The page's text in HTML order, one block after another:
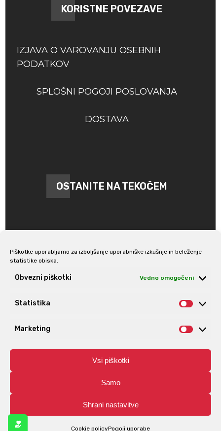
Piškotke uporabljamo za izboljšanje uporabniške izkušnje in beleženje
statistike obiska.
Obvezni piškotki Vedno omogočeni
Statistika
Marketing
Vsi piškotki
Samo
Shrani nastavitve
Cookie policyPogoji uporabe
KORISTNE POVEZAVE
IZJAVA O VAROVANJU OSEBNIH
PODATKOV
SPLOŠNI POGOJI POSLOVANJA
DOSTAVA
OSTANITE NA TEKOČEM
© Aro | Vse pravice pridržane. | Izdelava spletnih trgovin
Spletnik.si